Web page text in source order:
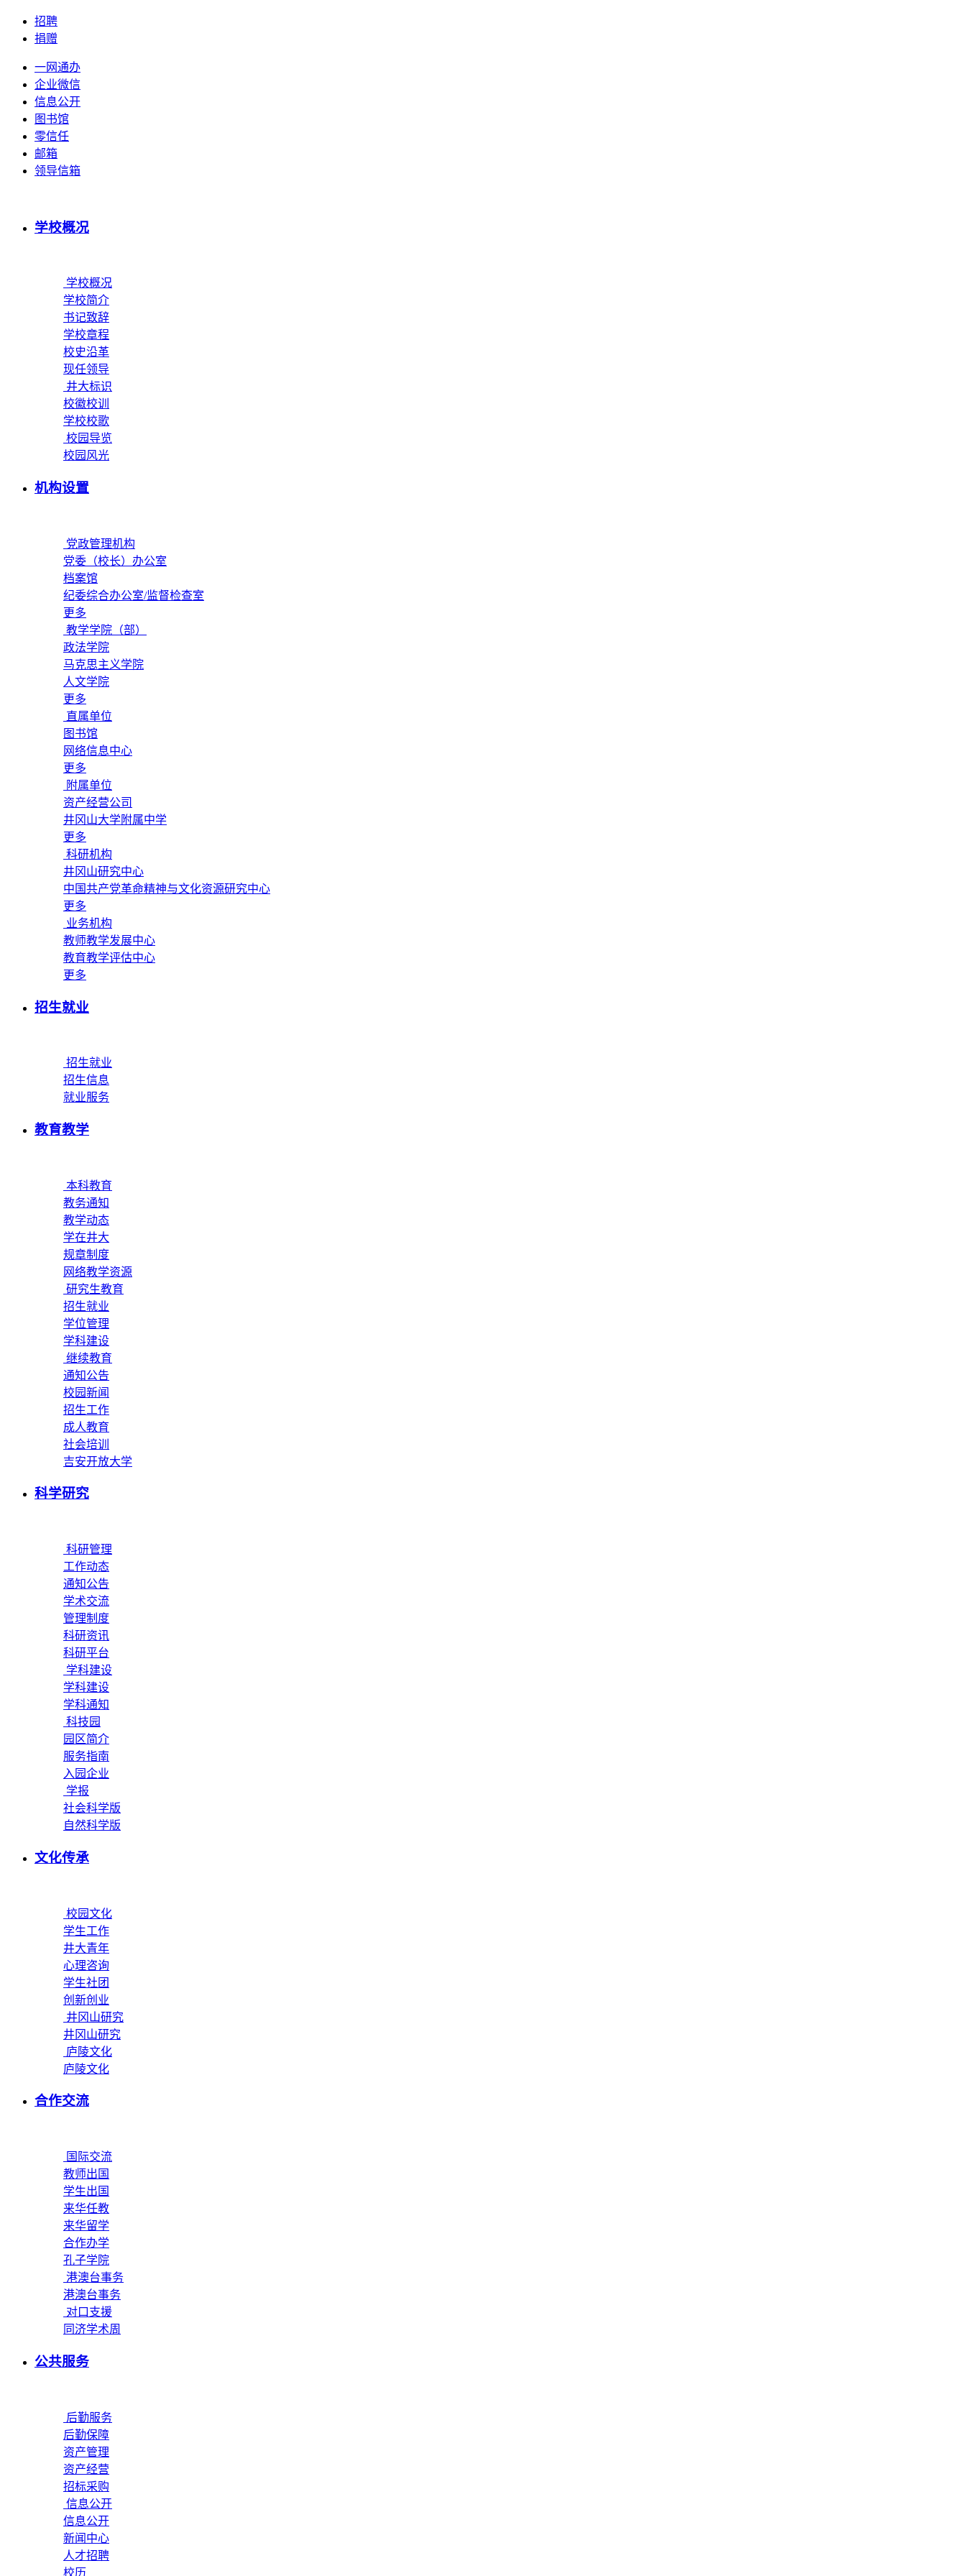
招聘
捐赠
一网通办
企业微信
信息公开
图书馆
零信任
邮箱
领导信箱
学校概况
学校概况
学校简介
书记致辞
学校章程
校史沿革
现任领导
井大标识
校徽校训
学校校歌
校园导览
校园风光
机构设置
党政管理机构
党委（校长）办公室
档案馆
纪委综合办公室/监督检查室
更多
教学学院（部）
政法学院
马克思主义学院
人文学院
更多
直属单位
图书馆
网络信息中心
更多
附属单位
资产经营公司
井冈山大学附属中学
更多
科研机构
井冈山研究中心
中国共产党革命精神与文化资源研究中心
更多
业务机构
教师教学发展中心
教育教学评估中心
更多
招生就业
招生就业
招生信息
就业服务
教育教学
本科教育
教务通知
教学动态
学在井大
规章制度
网络教学资源
研究生教育
招生就业
学位管理
学科建设
继续教育
通知公告
校园新闻
招生工作
成人教育
社会培训
吉安开放大学
科学研究
科研管理
工作动态
通知公告
学术交流
管理制度
科研资讯
科研平台
学科建设
学科建设
学科通知
科技园
园区简介
服务指南
入园企业
学报
社会科学版
自然科学版
文化传承
校园文化
学生工作
井大青年
心理咨询
学生社团
创新创业
井冈山研究
井冈山研究
庐陵文化
庐陵文化
合作交流
国际交流
教师出国
学生出国
来华任教
来华留学
合作办学
孔子学院
港澳台事务
港澳台事务
对口支援
同济学术周
公共服务
后勤服务
后勤保障
资产管理
资产经营
招标采购
信息公开
信息公开
新闻中心
人才招聘
校历